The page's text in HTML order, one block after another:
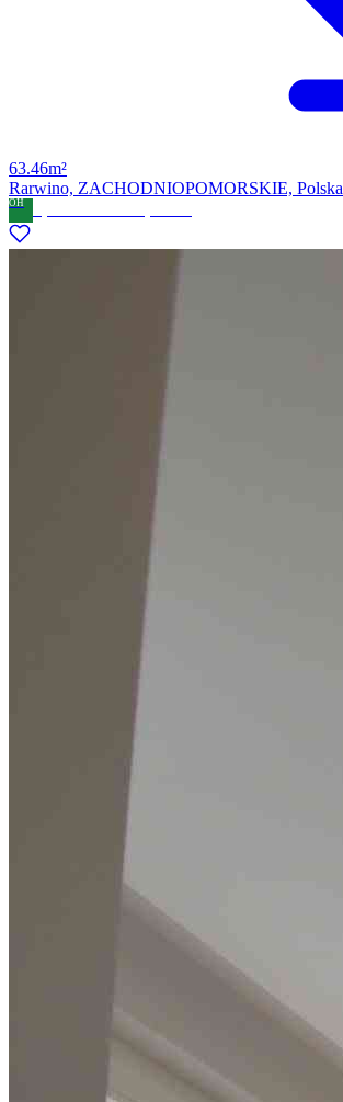
63.46m²
Rarwino, ZACHODNIOPOMORSKIE, Polska
OH